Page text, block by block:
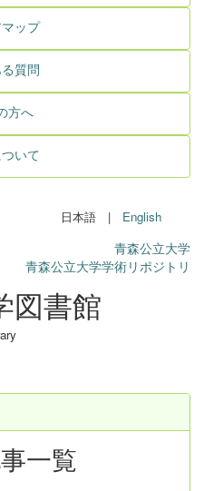
ップ
質問
方へ
いて
日本語 | English
青森公立大学
青森公立大学学術リポジトリ
図書館
一覧